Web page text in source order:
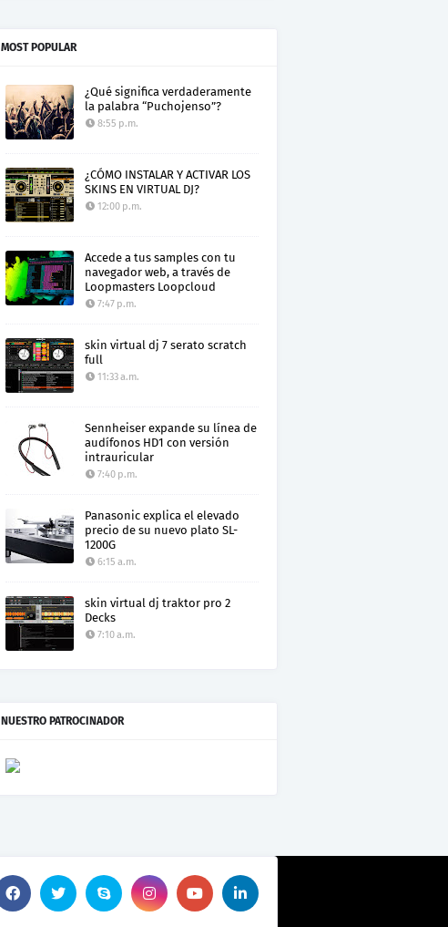
MOST POPULAR
¿Qué significa verdaderamente
la palabra “Puchojenso”?
8:55 p.m.
¿CÓMO INSTALAR Y ACTIVAR LOS
SKINS EN VIRTUAL DJ?
12:00 p.m.
Accede a tus samples con tu
navegador web, a través de
Loopmasters Loopcloud
7:47 p.m.
skin virtual dj 7 serato scratch
full
11:33 a.m.
Sennheiser expande su línea de
audífonos HD1 con versión
intrauricular
7:40 p.m.
Panasonic explica el elevado
precio de su nuevo plato SL-
1200G
6:15 a.m.
skin virtual dj traktor pro 2
Decks
7:10 a.m.
NUESTRO PATROCINADOR